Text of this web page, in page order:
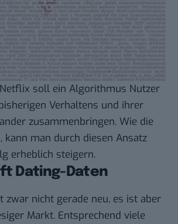
soll ein Algorithmus Nutzer
Verhaltens und ihrer
zusammenbringen. Wie die
kann man durch diesen Ansatz
erheblich steigern.
Dating-Daten
zwar nicht gerade neu, es ist aber
Markt. Entsprechend viele